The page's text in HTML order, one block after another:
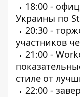
18:00 -
Украины по
20:30 -
участников
21:00 -
стиле от
22:00 -